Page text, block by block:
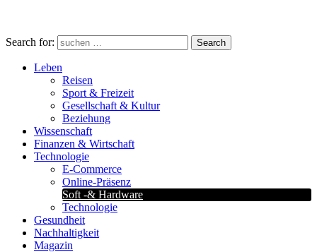
Search for: Search
Leben
Reisen
Sport & Freizeit
Gesellschaft & Kultur
Beziehung
Wissenschaft
Finanzen & Wirtschaft
Technologie
E-Commerce
Online-Präsenz
Soft -& Hardware
Technologie
Gesundheit
Nachhaltigkeit
Magazin